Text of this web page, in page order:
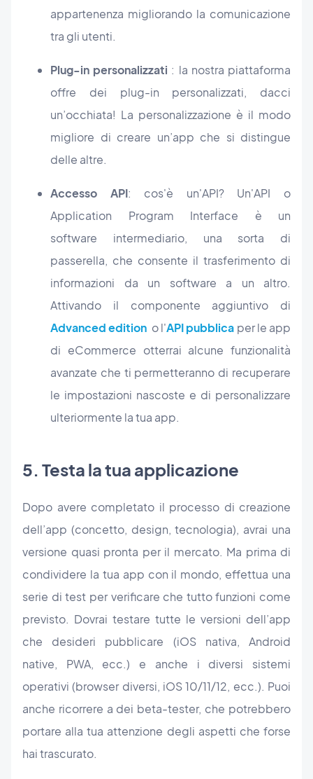
appartenenza migliorando la comunicazione
tra gli utenti.
Plug-in personalizzati : la nostra piattaforma
offre dei plug-in personalizzati, dacci
un’occhiata! La personalizzazione è il modo
migliore di creare un’app che si distingue
delle altre.
Accesso API: cos'è un'API? Un'API o
Application Program Interface è un
software intermediario, una sorta di
passerella, che consente il trasferimento di
informazioni da un software a un altro.
Attivando il componente aggiuntivo di
Advanced edition o l'API pubblica per le app
di eCommerce otterrai alcune funzionalità
avanzate che ti permetteranno di recuperare
le impostazioni nascoste e di personalizzare
ulteriormente la tua app.
5. Testa la tua applicazione
Dopo avere completato il processo di creazione
dell’app (concetto, design, tecnologia), avrai una
versione quasi pronta per il mercato. Ma prima di
condividere la tua app con il mondo, effettua una
serie di test per verificare che tutto funzioni come
previsto. Dovrai testare tutte le versioni dell’app
che desideri pubblicare (iOS nativa, Android
native, PWA, ecc.) e anche i diversi sistemi
operativi (browser diversi, iOS 10/11/12, ecc.). Puoi
anche ricorrere a dei beta-tester, che potrebbero
portare alla tua attenzione degli aspetti che forse
hai trascurato.